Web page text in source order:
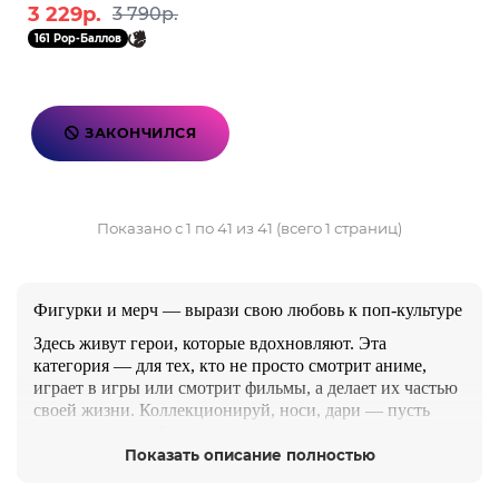
3 229р. 3 790р.
161 Pop-Баллов
ЗАКОНЧИЛСЯ
Показано с 1 по 41 из 41 (всего 1 страниц)
Фигурки и мерч — вырази свою любовь к поп-культуре
Здесь живут герои, которые вдохновляют. Эта
категория — для тех, кто не просто смотрит аниме,
играет в игры или смотрит фильмы, а делает их частью
своей жизни. Коллекционируй, носи, дари — пусть
Показать описание полностью